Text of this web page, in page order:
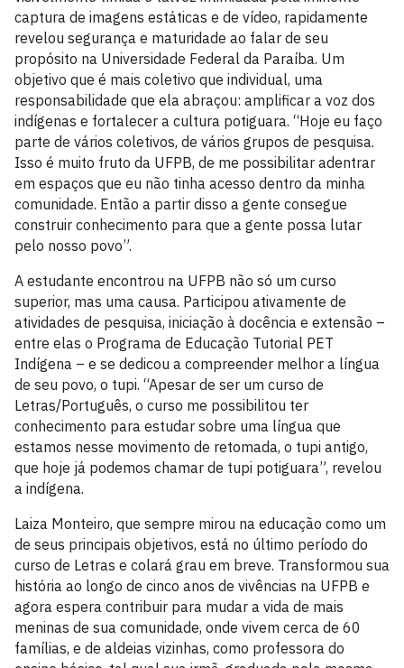
captura de imagens estáticas e de vídeo, rapidamente
revelou segurança e maturidade ao falar de seu
propósito na Universidade Federal da Paraíba. Um
objetivo que é mais coletivo que individual, uma
responsabilidade que ela abraçou: amplificar a voz dos
indígenas e fortalecer a cultura potiguara. “Hoje eu faço
parte de vários coletivos, de vários grupos de pesquisa.
Isso é muito fruto da UFPB, de me possibilitar adentrar
em espaços que eu não tinha acesso dentro da minha
comunidade. Então a partir disso a gente consegue
construir conhecimento para que a gente possa lutar
pelo nosso povo”.
A estudante encontrou na UFPB não só um curso
superior, mas uma causa. Participou ativamente de
atividades de pesquisa, iniciação à docência e extensão –
entre elas o Programa de Educação Tutorial PET
Indígena – e se dedicou a compreender melhor a língua
de seu povo, o tupi. “Apesar de ser um curso de
Letras/Português, o curso me possibilitou ter
conhecimento para estudar sobre uma língua que
estamos nesse movimento de retomada, o tupi antigo,
que hoje já podemos chamar de tupi potiguara”, revelou
a indígena.
Laiza Monteiro, que sempre mirou na educação como um
de seus principais objetivos, está no último período do
curso de Letras e colará grau em breve. Transformou sua
história ao longo de cinco anos de vivências na UFPB e
agora espera contribuir para mudar a vida de mais
meninas de sua comunidade, onde vivem cerca de 60
famílias, e de aldeias vizinhas, como professora do